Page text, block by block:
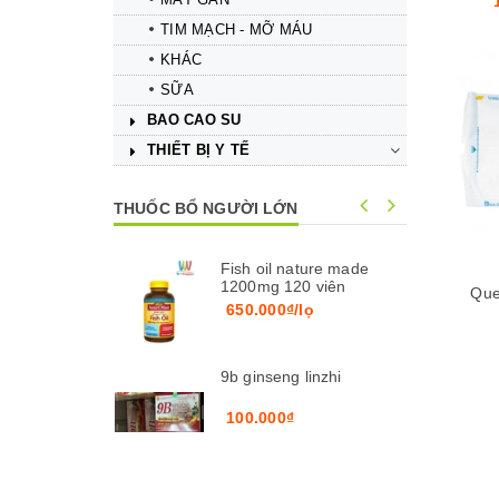
Mua hàng Mua hàng
TIM MẠCH - MỠ MÁU
KHÁC
SỮA
BAO CAO SU
THIẾT BỊ Y TẾ
THUỐC BỔ NGƯỜI LỚN
Fish oil nature made
1200mg 120 viên
650.000₫/lọ
9b ginseng linzhi
100.000₫